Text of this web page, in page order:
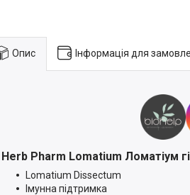
Опис Інформація для
Herb Pharm Lomatium Ломатіум
Lomatium Dissectum
Імунна підтримка